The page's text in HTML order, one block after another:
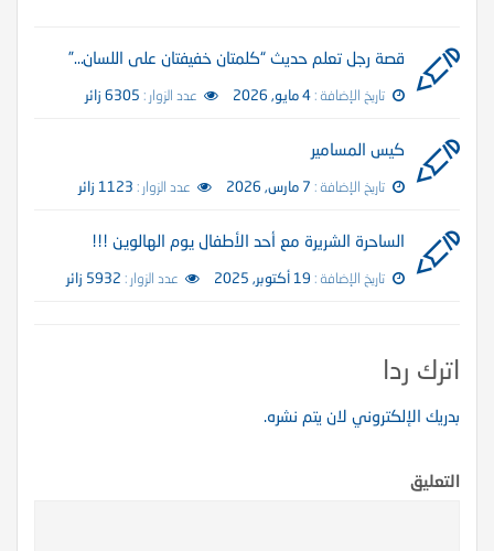
قصة رجل تعلم حديث “كلمتان خفيفتان على اللسان…”
تاريخ الإضافة :4 مايو, 2026 عدد الزوار : 6305 زائر
كيس المسامير
تاريخ الإضافة : 7 مارس, 2026 عدد الزوار : 1123 زائر
الساحرة الشريرة مع أحد الأطفال يوم الهالوين !!!
تاريخ الإضافة : 19 أكتوبر, 2025 عدد الزوار : 5932 زائر
اترك ردا
بدريك الإلكتروني لان يتم نشره.
التعليق